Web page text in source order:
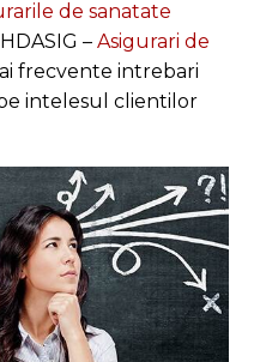
de sanatate
– Asigurari de
frecvente intrebari
intelesul clientilor